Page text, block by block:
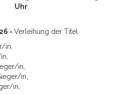
Uhr
- Verleihung der Titel
in,
in,
in,
in,